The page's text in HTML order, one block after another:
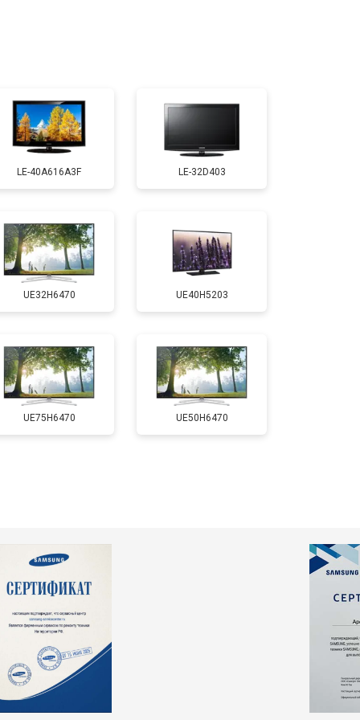
2600 ₽ Заказать
3500 ₽ Заказать
5200 ₽ Заказать
3100 ₽ Заказать
3700 ₽ Заказать
5500 ₽
LE-40A616A3F LE-32D403
UE32H6470 UE40H5203
UE75H6470 UE50H6470